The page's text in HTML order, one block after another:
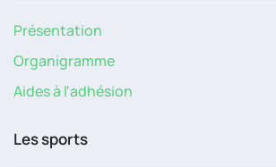
Présentation
Organigramme
Aides à l'adhésion
Les sports